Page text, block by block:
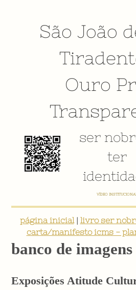
São João
Ouro
ser
ter
VÍDEO
página inicial| livro ser
carta/manifesto icms -
banco de imagens
Exposições Atitude